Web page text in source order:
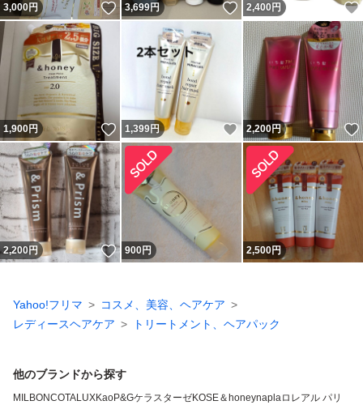
3,000円 いいね！
3,699円 いいね！
2,400 円
1,900円 いいね！
1,399円 いいね！
2,200円
2,200円 いいね！
900円 2,500円
Yahoo!フリマ
コスメ、美容、ヘアケア
レディースヘアケア
トリートメント、ヘアパック
他のブランドから探す
MILBONCOTALUXKaoP&GケラスターゼKOSE＆honeynaplaロレアル パリ